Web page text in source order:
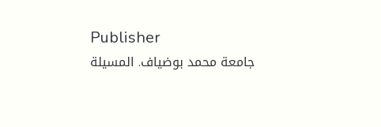
Publisher
جامعة محمد بوضياف. المسيلة